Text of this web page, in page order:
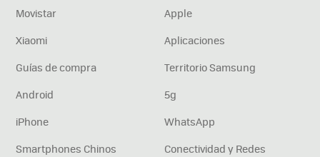
Movistar
Apple
Xiaomi
Aplicaciones
Guías de compra
Territorio Samsung
Android
5g
iPhone
WhatsApp
Smartphones Chinos
Conectividad y Redes